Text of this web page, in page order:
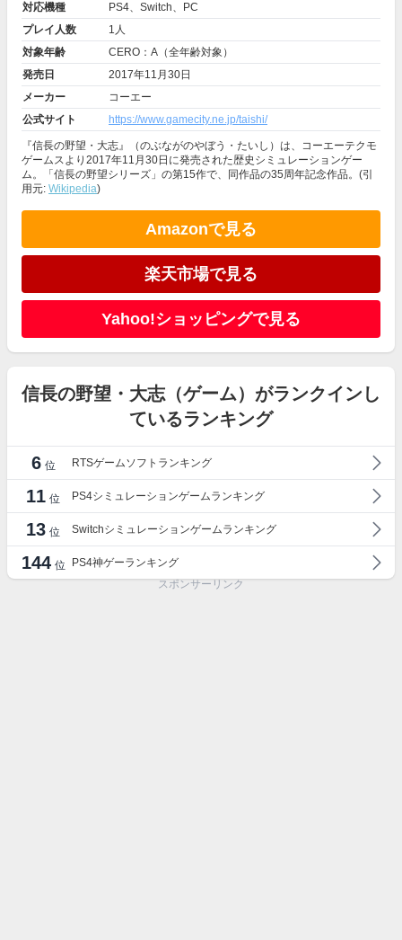
対応機種
PS4、Switch、PC
プレイ人数
1人
対象年齢
CERO：A（全年齢対象）
発売日
2017年11月30日
メーカー
コーエー
公式サイト
https://www.gamecity.ne.jp/taishi/
『信長の野望・大志』（のぶながのやぼう・たいし）は、コーエーテクモ
ゲームスより2017年11月30日に発売された歴史シミュレーションゲー
ム。「信長の野望シリーズ」の第15作で、同作品の35周年記念作品。(引
用元: Wikipedia)
Amazonで見る
楽天市場で見る
Yahoo!ショッピングで見る
信長の野望・大志（ゲーム）がランクインし
ているランキング
6 位 RTSゲームソフトランキング
11 位 PS4シミュレーションゲームランキング
13 位 Switchシミュレーションゲームランキング
144 位
PS4神ゲーランキング
スポンサーリンク